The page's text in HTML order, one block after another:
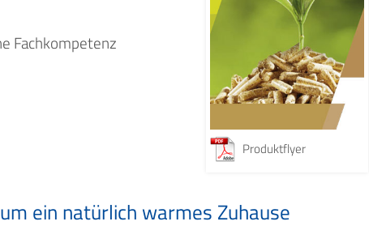
Produktflyer
Fachkompetenz
ein natürlich warmes Zuhause